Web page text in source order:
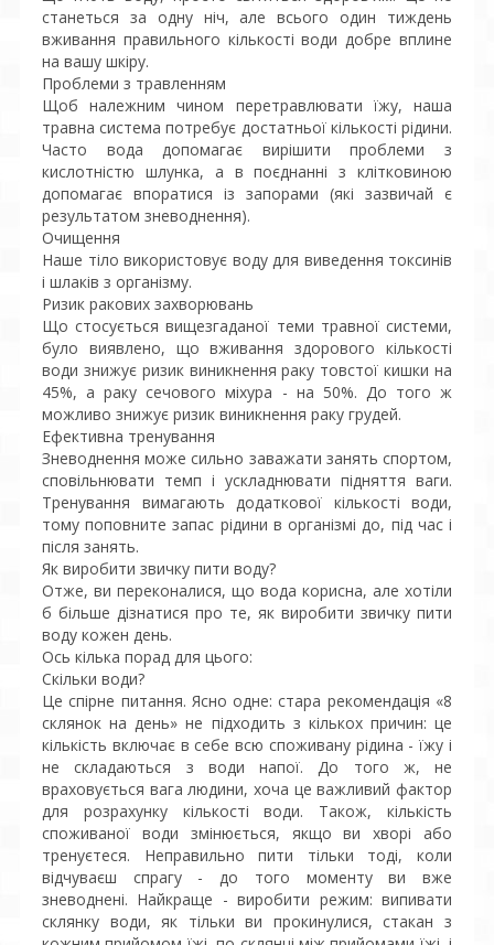
станеться за одну ніч, але всього один тиждень
вживання правильного кількості води добре вплине
на вашу шкіру.
Проблеми з травленням
Щоб належним чином перетравлювати їжу, наша
травна система потребує достатньої кількості рідини.
Часто вода допомагає вирішити проблеми з
кислотністю шлунка, а в поєднанні з клітковиною
допомагає впоратися із запорами (які зазвичай є
результатом зневоднення).
Очищення
Наше тіло використовує воду для виведення токсинів
і шлаків з організму.
Ризик ракових захворювань
Що стосується вищезгаданої теми травної системи,
було виявлено, що вживання здорового кількості
води знижує ризик виникнення раку товстої кишки на
45%, а раку сечового міхура - на 50%. До того ж
можливо знижує ризик виникнення раку грудей.
Ефективна тренування
Зневоднення може сильно заважати занять спортом,
сповільнювати темп і ускладнювати підняття ваги.
Тренування вимагають додаткової кількості води,
тому поповните запас рідини в організмі до, під час і
після занять.
Як виробити звичку пити воду?
Отже, ви переконалися, що вода корисна, але хотіли
б більше дізнатися про те, як виробити звичку пити
воду кожен день.
Ось кілька порад для цього:
Скільки води?
Це спірне питання. Ясно одне: стара рекомендація «8
склянок на день» не підходить з кількох причин: це
кількість включає в себе всю споживану рідина - їжу і
не складаються з води напої. До того ж, не
враховується вага людини, хоча це важливий фактор
для розрахунку кількості води. Також, кількість
споживаної води змінюється, якщо ви хворі або
тренуєтеся. Неправильно пити тільки тоді, коли
відчуваєш спрагу - до того моменту ви вже
зневоднені. Найкраще - виробити режим: випивати
склянку води, як тільки ви прокинулися, стакан з